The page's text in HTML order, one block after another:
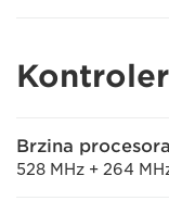
Kontroler
Brzina procesora
528 MHz + 264